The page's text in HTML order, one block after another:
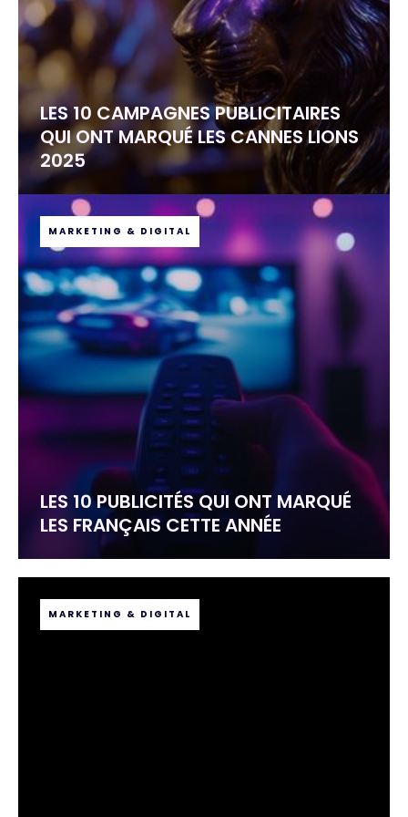
LES 10 CAMPAGNES PUBLICITAIRES
QUI ONT MARQUÉ LES CANNES LIONS
2025
MARKETING & DIGITAL
LES 10 PUBLICITÉS QUI ONT MARQUÉ
LES FRANÇAIS CETTE ANNÉE
MARKETING & DIGITAL